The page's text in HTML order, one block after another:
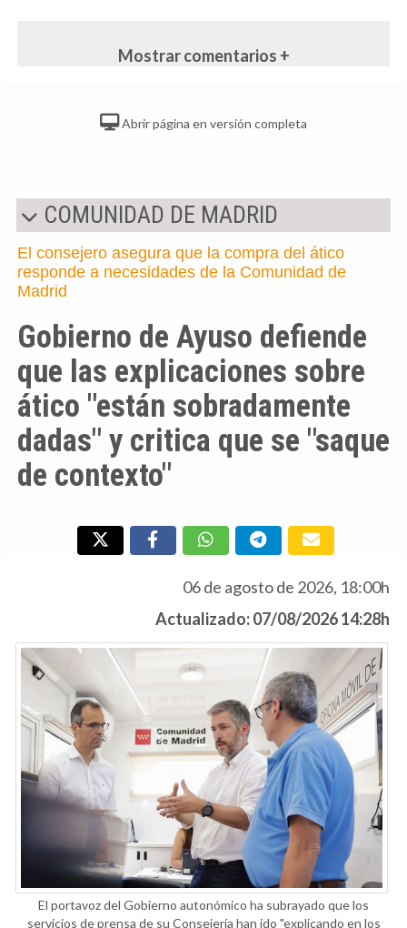
Mostrar comentarios +
Abrir página en versión completa
COMUNIDAD DE MADRID
El consejero asegura que la compra del ático
responde a necesidades de la Comunidad de
Madrid
Gobierno de Ayuso defiende
que las explicaciones sobre
ático "están sobradamente
dadas" y critica que se "saque
de contexto"
06 de agosto de 2026, 18:00h
Actualizado: 07/08/2026 14:28h
El portavoz del Gobierno autonómico ha subrayado que los
servicios de prensa de su Consejería han ido "explicando en los